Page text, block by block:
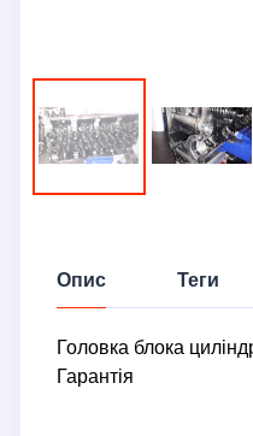
Опис Теги
Головка блока
Гарантія